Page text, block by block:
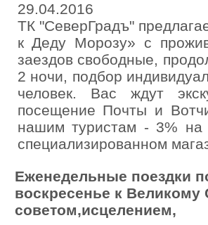
29.04.2016
ТК "СеверГрадъ"
к Деду Морозу» с
заездов свободные,
2 ночи, подбор
человек. Вас ждут
посещение Почты и
нашим туристам - 3% на
специализированном
Еженедельные поездки
воскресенье к
советом,исцелением,